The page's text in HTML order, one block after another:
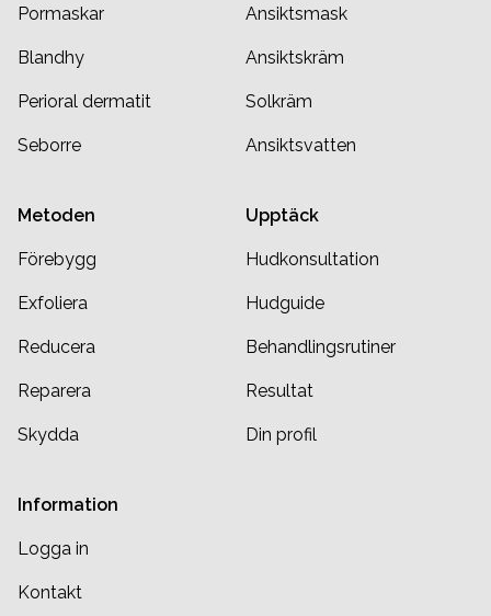
Pormaskar
Blandhy
Perioral dermatit
Seborre
Ansiktsmask
Ansiktskräm
Solkräm
Ansiktsvatten
Metoden
Förebygg
Exfoliera
Reducera
Reparera
Skydda
Upptäck
Hudkonsultation
Hudguide
Behandlingsrutiner
Resultat
Din profil
Information
Logga in
Kontakt